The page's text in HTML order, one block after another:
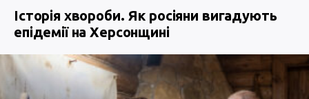
Історія хвороби. Як росіяни вигадують
епідемії на Херсонщині